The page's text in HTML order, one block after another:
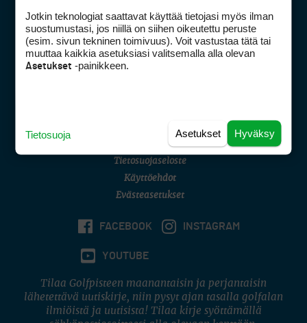
Golfpisteen yhteystiedot
DSA avoimuusraportti
Asiakaspalvelu
(digi) digi@otavamedia.fi
Tietosuojaseloste
Käyttöehdot
Evästeasetukset
FACEBOOK INSTAGRAM
YOUTUBE
Tilaa Golfpisteen maanantaisin ja perjantaisin
lähetettävä uutiskirje, niin pysyt ajan tasalla golfalan
ilmiöistä ja uutisista! Tilaa kirje syöttämällä
Jotkin teknologiat saattavat käyttää tietojasi myös ilman
suostumustasi, jos niillä on siihen oikeutettu peruste
(esim. sivun tekninen toimivuus). Voit vastustaa tätä tai
muuttaa kaikkia asetuksiasi valitsemalla alla olevan
Asetukset -painikkeen.
Hyväksy
Asetukset
Tietosuoja